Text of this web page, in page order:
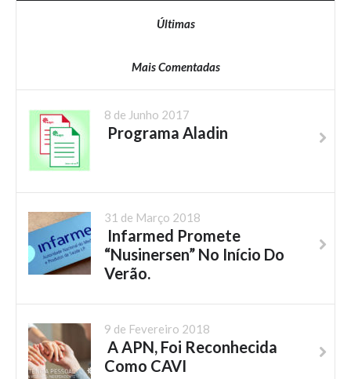
Últimas
Mais Comentadas
8 de Junho 2017
Programa Aladin
31 de Março 2018
Infarmed Promete
“Nusinersen” No Início Do
Verão.
9 de Fevereiro 2018
A APN, Foi Reconhecida
Como CAVI